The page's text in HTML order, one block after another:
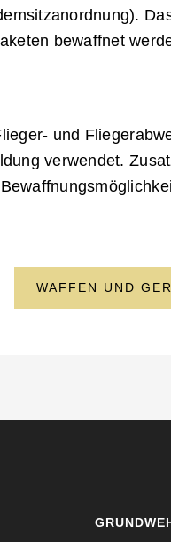
bewaffnet
und
verwendet.
WAFFEN UND